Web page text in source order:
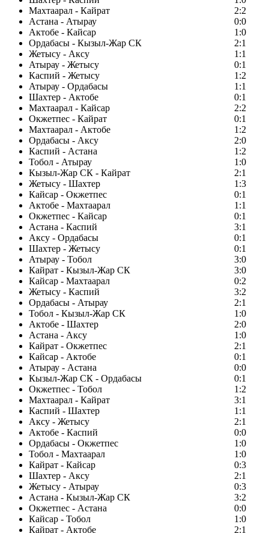
Махтаарал - Кайрат
2:2
Астана - Атырау
0:0
Актобе - Кайсар
1:0
Ордабасы - Кызыл-Жар СК
2:1
Жетысу - Аксу
1:1
Атырау - Жетысу
0:1
Каспий - Жетысу
1:2
Атырау - Ордабасы
1:1
Шахтер - Актобе
0:1
Махтаарал - Кайсар
2:2
Окжетпес - Кайрат
0:1
Махтаарал - Актобе
1:2
Ордабасы - Аксу
2:0
Каспий - Астана
1:2
Тобол - Атырау
1:0
Кызыл-Жар СК - Кайрат
2:1
Жетысу - Шахтер
1:3
Кайсар - Окжетпес
0:1
Актобе - Махтаарал
1:1
Окжетпес - Кайсар
0:1
Астана - Каспий
3:1
Аксу - Ордабасы
0:1
Шахтер - Жетысу
0:1
Атырау - Тобол
3:0
Кайрат - Кызыл-Жар СК
3:0
Кайсар - Махтаарал
0:2
Жетысу - Каспий
3:2
Ордабасы - Атырау
2:1
Тобол - Кызыл-Жар СК
1:0
Актобе - Шахтер
2:0
Астана - Аксу
1:0
Кайрат - Окжетпес
2:1
Кайсар - Актобе
0:1
Атырау - Астана
0:0
Кызыл-Жар СК - Ордабасы
0:1
Окжетпес - Тобол
1:2
Махтаарал - Кайрат
3:1
Каспий - Шахтер
1:1
Аксу - Жетысу
2:1
Актобе - Каспий
0:0
Ордабасы - Окжетпес
1:0
Тобол - Махтаарал
1:0
Кайрат - Кайсар
0:3
Шахтер - Аксу
2:1
Жетысу - Атырау
0:3
Астана - Кызыл-Жар СК
3:2
Окжетпес - Астана
0:0
Кайсар - Тобол
1:0
Кайрат - Актобе
2:1